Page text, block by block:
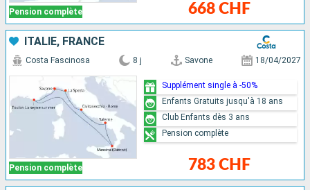
Pension complète 668 CHF
ITALIE, FRANCE
Pension complète
Costa Fascinosa 8 j Savone 18/04/2027
783 CHF
Supplément single à -50%
Enfants Gratuits jusqu'à 18 ans
Club Enfants dès 3 ans
Pension complète